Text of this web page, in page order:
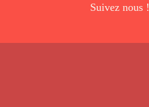
Suivez nous !